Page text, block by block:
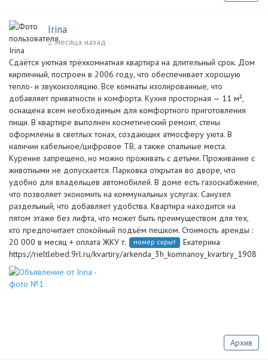
Irina
2 месяца назад
Сдаётся уютная трёхкомнатная квартира на длительный срок. Дом
кирпичный, построен в 2006 году, что обеспечивает хорошую
тепло- и звукоизоляцию. Все комнаты изолированные, что
добавляет приватности и комфорта. Кухня просторная — 11 м²,
оснащена всем необходимым для комфортного приготовления
пищи. В квартире выполнен косметический ремонт, стены
оформлены в светлых тонах, создающих атмосферу уюта. В
наличии кабельное/цифровое ТВ, а также спальные места.
Курение запрещено, но можно проживать с детьми. Проживание с
животными не допускается. Парковка открытая во дворе, что
удобно для владельцев автомобилей. В доме есть газоснабжение,
что позволяет экономить на коммунальных услугах. Санузел
раздельный, что добавляет удобства. Квартира находится на
пятом этаже без лифта, что может быть преимуществом для тех,
кто предпочитает спокойный подъём пешком. Стоимость аренды :
20 000 в месяц + оплата ЖКУ т.
номер скрыт
Екатерина
https://rieltlebed.9rl.ru/kvartiry/arkenda_3h_komnanoy_kvartiry_1908
Архив